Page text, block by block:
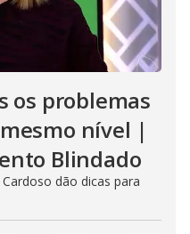
os problemas
nível |
Blindado
dão dicas para